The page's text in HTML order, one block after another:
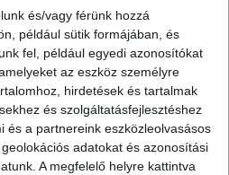
és/vagy férünk hozzá
például sütik formájában, és
fel, például egyedi azonosítókat
az eszköz személyre
hirdetések és tartalmak
és szolgáltatásfejlesztéshez
és a partnereink eszközleolvasásos
adatokat és azonosítási
A megfelelő helyre kattintva
amelyet az EL-döntőre
drukkerek tettek a
teret elpusztították,
polgármestere.A
legfrissebb híreit ide